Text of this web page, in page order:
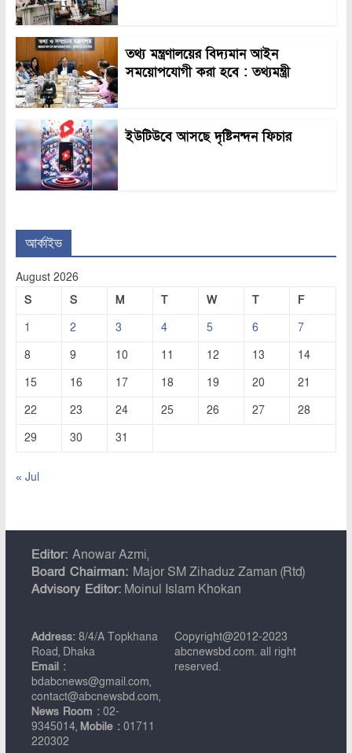
তথ্য মন্ত্রণালয়ের বিদ্যমান আইন
সময়োপযোগী করা হবে : তথ্যমন্ত্রী
ইউটিউবে আসছে দৃষ্টিনন্দন ফিচার
আর্কাইভ
August 2026
S
S M T W T
F
1
2 3 4 5 6
7
8
9 10 11 12 13
14
15
16 17 18 19 20
21
22
23 24 25 26 27
28
29
30 31
« Jul
Editor: Anowar Azmi,
Board Chairman: Major SM Zihaduz Zaman (Rtd)
Advisory Editor:Moinul Islam Khokan
Address:8/4/A Topkhana
Road, Dhaka
Email :
bdabcnews@gmail.com,
contact@abcnewsbd.com,
News Room :02-
9345014, Mobile :01711
220302
Copyright@2012-2023
abcnewsbd.com. all right
reserved.